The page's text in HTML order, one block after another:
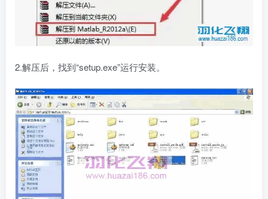
2.解压后，找到“setup.exe”运行安装。